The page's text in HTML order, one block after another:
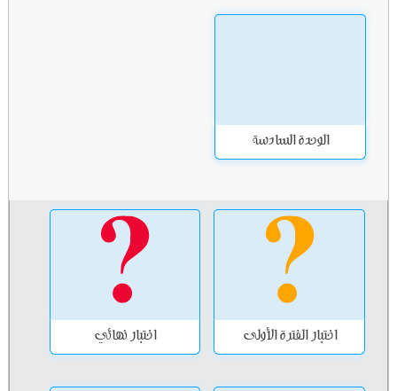
الوحدة السادسة
اختبار الفترة الأولى اختبار نهائي